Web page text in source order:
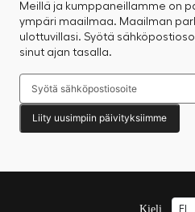
Meillä ja kumppaneillamme on
ympäri maailmaa. Maailman
ulottuvillasi. Syötä
sinut ajan tasalla.
Liity uusimpiin päivityksiimme
Kieli